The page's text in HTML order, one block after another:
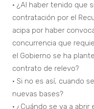
• ¿Al haber tenido que
contratación por el
acipa por haber
concurrencia que
el Gobierno se ha
contrato de relevo?
• Si no es así, cuando
nuevas bases?
• ¿Cuándo se va a